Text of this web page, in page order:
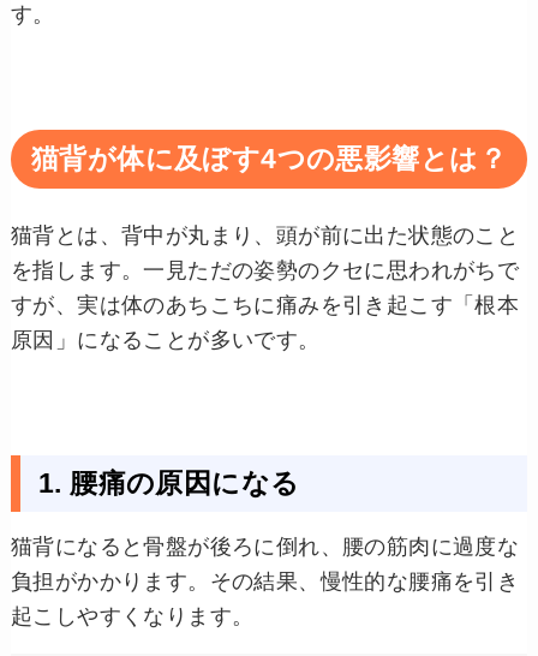
す。
猫背が体に及ぼす4つの悪影響とは？
猫背とは、背中が丸まり、頭が前に出た状態のこと
を指します。一見ただの姿勢のクセに思われがちで
すが、実は体のあちこちに痛みを引き起こす「根本
原因」になることが多いです。
1. 腰痛の原因になる
猫背になると骨盤が後ろに倒れ、腰の筋肉に過度な
負担がかかります。その結果、慢性的な腰痛を引き
起こしやすくなります。